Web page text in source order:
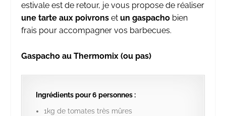
estivale est de retour, je vous propose de réaliser
une tarte aux poivrons etun gaspacho bien
frais pour accompagner vos barbecues.
Gaspacho au Thermomix (ou pas)
Ingrédients pour 6 personnes :
1kg de tomates très mûres